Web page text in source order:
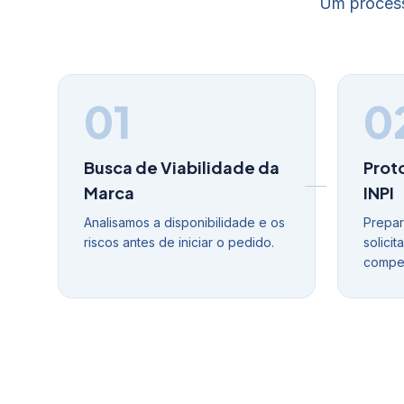
01
Busca de Viabilidade da
Marca
Analisamos a disponibilidade e os
riscos antes de iniciar o pedido.
INPI